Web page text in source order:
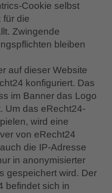
Cookie selbst
für die
Zwingende
bleiben
auf dieser Website
konfiguriert. Das
im Banner das Logo
Um das eRecht24-
wird eine
von eRecht24
die IP-Adresse
in anonymisierter
gespeichert wird. Der
befindet sich in